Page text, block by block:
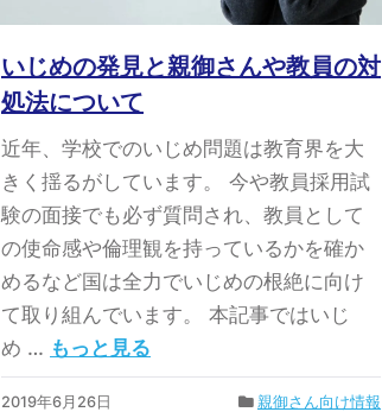
いじめの発見と親御さんや教員の対
処法について
近年、学校でのいじめ問題は教育界を大
きく揺るがしています。 今や教員採用試
験の面接でも必ず質問され、教員として
の使命感や倫理観を持っているかを確か
めるなど国は全力でいじめの根絶に向け
て取り組んでいます。 本記事ではいじ
め … もっと見る
2019年6月26日 親御さん向け情報